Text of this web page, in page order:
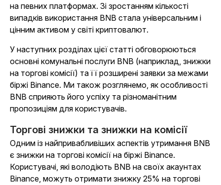
на певних платформах. Зі зростанням кількості
випадків використання BNB стала універсальним і
цінним активом у світі криптовалют.
У наступних розділах цієї статті обговорюються
основні комунальні послуги BNB (наприклад, знижки
на торгові комісії) та її розширені заявки за межами
біржі Binance. Ми також розглянемо, як особливості
BNB сприяють його успіху та різноманітним
пропозиціям для користувачів.
Торгові знижки та знижки на комісії
Одним із найпривабливіших аспектів утримання BNB
є знижки на торгові комісії на біржі Binance.
Користувачі, які володіють BNB на своїх акаунтах
Binance, можуть отримати знижку 25% на торгові